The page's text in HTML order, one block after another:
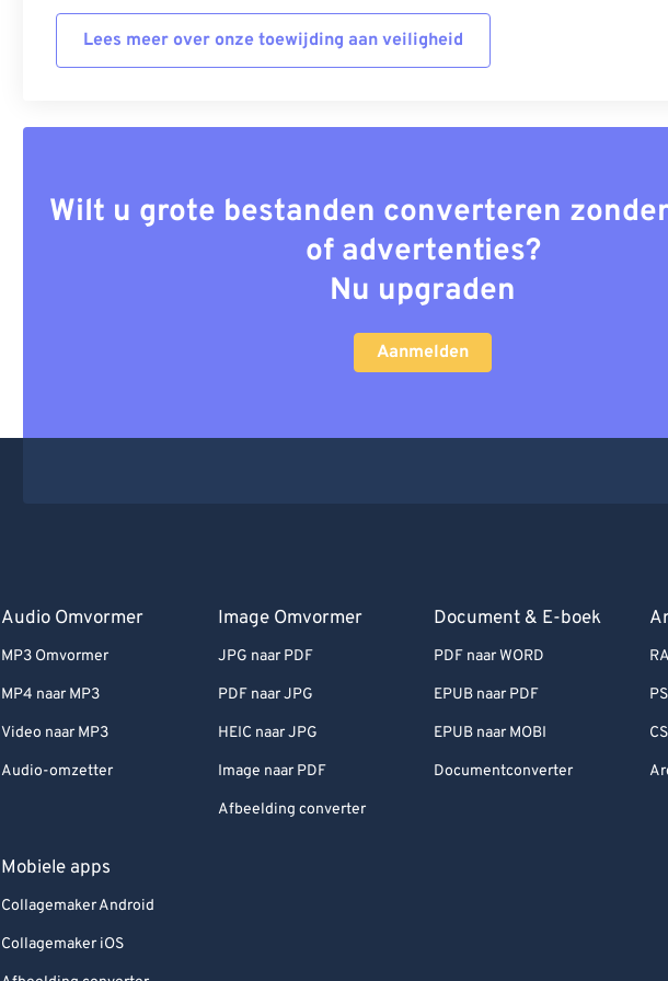
Lees meer over onze toewijding aan veiligheid
Wilt u grote bestanden converteren
of advertenties?
Nu upgraden
Aanmelden
Audio Omvormer
MP3 Omvormer
MP4 naar MP3
Video naar MP3
Audio-omzetter
Image Omvormer
JPG naar PDF
PDF naar JPG
HEIC naar JPG
Image naar PDF
Afbeelding converter
Document & E-boek
PDF naar WORD
EPUB naar PDF
EPUB naar MOBI
Documentconverter
Mobiele apps
Collagemaker Android
Collagemaker iOS